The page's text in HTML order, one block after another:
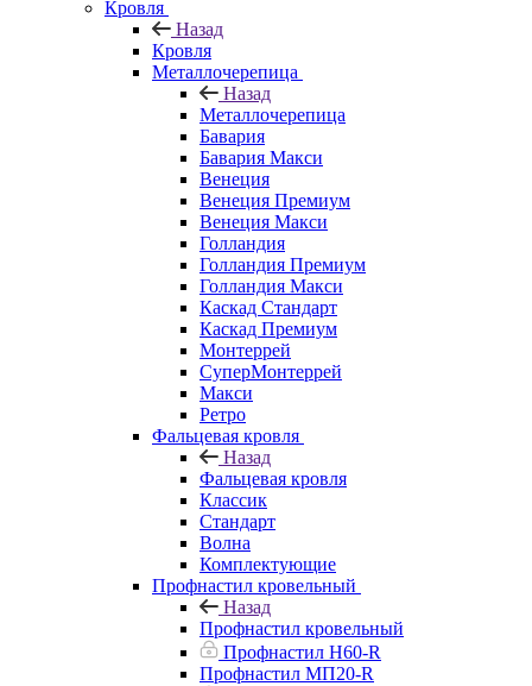
Кровля
Назад
Кровля
Металлочерепица
Назад
Металлочерепица
Бавария
Бавария Макси
Венеция
Венеция Премиум
Венеция Макси
Голландия
Голландия Премиум
Голландия Макси
Каскад Стандарт
Каскад Премиум
Монтеррей
СуперМонтеррей
Макси
Ретро
Фальцевая кровля
Назад
Фальцевая кровля
Классик
Стандарт
Волна
Комплектующие
Профнастил кровельный
Назад
Профнастил кровельный
Профнастил Н60-R
Профнастил МП20-R